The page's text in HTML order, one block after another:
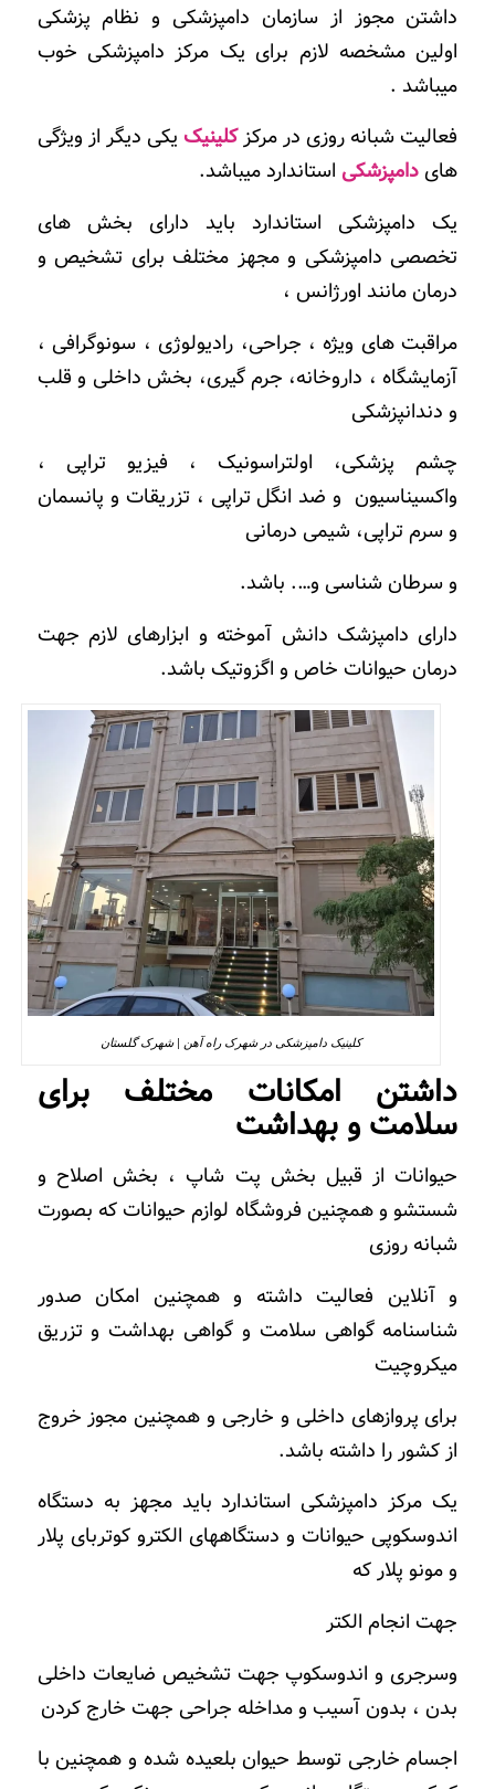
داشتن مجوز از سازمان دامپزشکی و نظام پزشکی
اولین مشخصه لازم برای یک مرکز دامپزشکی خوب
میباشد .
فعالیت شبانه روزی در مرکزکلینیک یکی دیگر از ویژگی
های دامپزشکی استاندارد میباشد.
یک دامپزشکی استاندارد باید دارای بخش های
تخصصی دامپزشکی و مجهز مختلف برای تشخیص و
درمان مانند اورژانس ،
مراقبت های ویژه ، جراحی، رادیولوژی ، سونوگرافی ،
آزمایشگاه ، داروخانه، جرم گیری، بخش داخلی و قلب
و دندانپزشکی
چشم پزشکی، اولتراسونیک ، فیزیو تراپی ،
واکسیناسیون و ضد انگل تراپی ، تزریقات و پانسمان
و سرم تراپی، شیمی درمانی
و سرطان شناسی و…. باشد.
دارای دامپزشک دانش آموخته و ابزارهای لازم جهت
درمان حیوانات خاص و اگزوتیک باشد.
کلینیک دامپزشکی در شهرک راه آهن | شهرک گلستان
داشتن امکانات مختلف برای
سلامت و بهداشت
حیوانات از قبیل بخش پت شاپ ، بخش اصلاح و
شستشو و همچنین فروشگاه لوازم حیوانات که بصورت
شبانه روزی
و آنلاین فعالیت داشته و همچنین امکان صدور
شناسنامه گواهی سلامت و گواهی بهداشت و تزریق
میکروچیت
برای پروازهای داخلی و خارجی و همچنین مجوز خروج
از کشور را داشته باشد.
یک مرکز دامپزشکی استاندارد باید مجهز به دستگاه
اندوسکوپی حیوانات و دستگاههای الکترو کوتربای پلار
و مونو پلار که
جهت انجام الکتر
وسرجری و اندوسکوپ جهت تشخیص ضایعات داخلی
بدن ، بدون آسیب و مداخله جراحی جهت خارج کردن
اجسام خارجی توسط حیوان بلعیده شده و همچنین با